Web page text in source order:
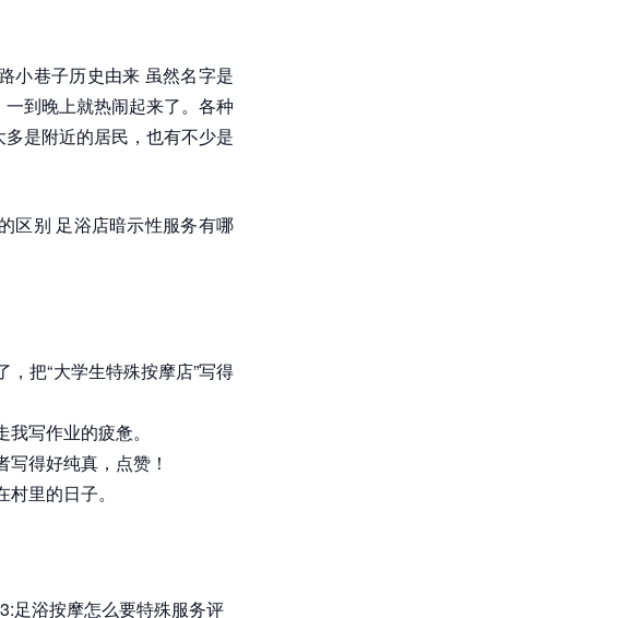
小巷子历史由来 虽然名字是
到晚上就热闹起来了。各种
是附近的居民，也有不少是
区别 足浴店暗示性服务有哪
把“大学生特殊按摩店”写得
写作业的疲惫。
得好纯真，点赞！
里的日子。
足浴按摩怎么要特殊服务评